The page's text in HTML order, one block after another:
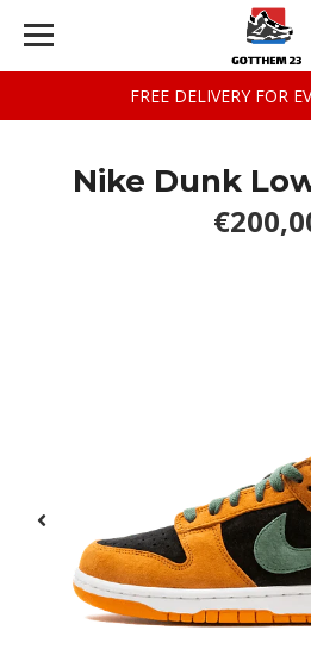
FREE DELIVERY FOR
Nike Dunk